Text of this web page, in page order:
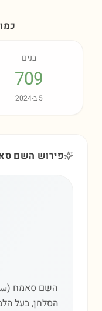
בנים
709
5 ב-2024
פירוש השם
השם סאמח
הסלחן, בעל